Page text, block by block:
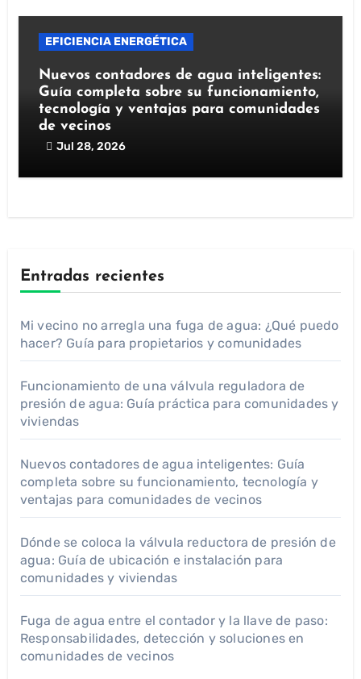
EFICIENCIA ENERGÉTICA
Nuevos contadores de agua inteligentes:
Guía completa sobre su funcionamiento,
tecnología y ventajas para comunidades
de vecinos
Jul 28, 2026
Entradas recientes
Mi vecino no arregla una fuga de agua: ¿Qué puedo
hacer? Guía para propietarios y comunidades
Funcionamiento de una válvula reguladora de
presión de agua: Guía práctica para comunidades y
viviendas
Nuevos contadores de agua inteligentes: Guía
completa sobre su funcionamiento, tecnología y
ventajas para comunidades de vecinos
Dónde se coloca la válvula reductora de presión de
agua: Guía de ubicación e instalación para
comunidades y viviendas
Fuga de agua entre el contador y la llave de paso:
Responsabilidades, detección y soluciones en
comunidades de vecinos